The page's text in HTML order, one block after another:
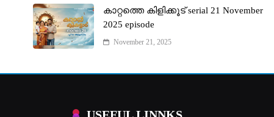
കാറ്റത്തെ കിളിക്കൂട് serial 21 November
2025 episode
November 21, 2025